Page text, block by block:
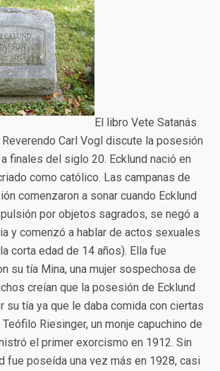
El libro Vete Satanás
Carl Vogl discute la posesión
finales del siglo 20. Ecklund nació en
como católico. Las campanas de
comenzaron a sonar cuando Ecklund
por objetos sagrados, se negó a
y comenzó a hablar de actos sexuales
corta edad de 14 años). Ella fue
su tía Mina, una mujer sospechosa de
creían que la posesión de Ecklund
su tía ya que le daba comida con ciertas
Riesinger, un monje capuchino de
el primer exorcismo en 1912. Sin
fue poseída una vez más en 1928, casi